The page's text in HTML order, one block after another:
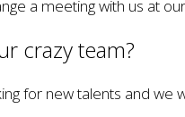
a meeting with us at
crazy team?
for new talents and we